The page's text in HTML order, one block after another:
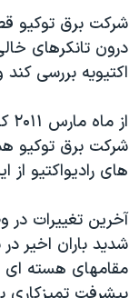
اسرائیل در جنگ
گالری عکس
ورزش زنان در ایران
اعتراضات زن،
تریبونال مردمی آبان ۹۸
دادگاه حمید نوری
قانون شفافیت
اعتراضات مردمی
زبانهای مختلف
شرکت برق توکیو
درون تانکرهای
اکتیویه بررسی کند
شرکت برق توکیو
های رادیواکتیو از
آخرین تغییرات در
شدید باران اخیر
مقامهای هسته ای